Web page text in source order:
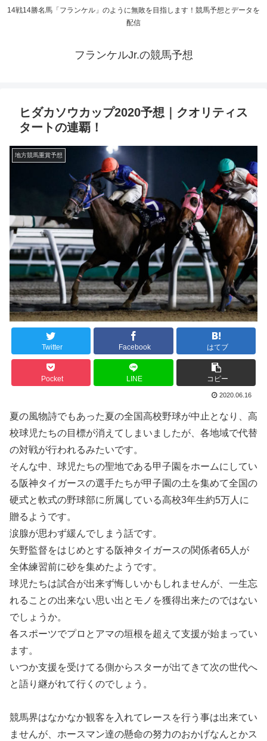
14戦14勝名馬「フランケル」のように無敗を目指します！競馬予想とデータを
配信
フランケルJr.の競馬予想
ヒダカソウカップ2020予想｜クオリティス
タートの連覇！
地方競馬重賞予想
Twitter Facebook はてブ
Pocket LINE コピー
2020.06.16
夏の風物詩でもあった夏の全国高校野球が中止となり、高
校球児たちの目標が消えてしまいましたが、各地域で代替
の対戦が行われるみたいです。
そんな中、球児たちの聖地である甲子園をホームにしてい
る阪神タイガースの選手たちが甲子園の土を集めて全国の
硬式と軟式の野球部に所属している高校3年生約5万人に
贈るようです。
涙腺が思わず緩んでしまう話です。
矢野監督をはじめとする阪神タイガースの関係者65人が
全体練習前に砂を集めたようです。
球児たちは試合が出来ず悔しいかもしれませんが、一生忘
れることの出来ない思い出とモノを獲得出来たのではない
でしょうか。
各スポーツでプロとアマの垣根を超えて支援が始まってい
ます。
いつか支援を受けてる側からスターが出てきて次の世代へ
と語り継がれて行くのでしょう。
競馬界はなかなか観客を入れてレースを行う事は出来てい
ませんが、ホースマン達の懸命の努力のおかげなんとかス